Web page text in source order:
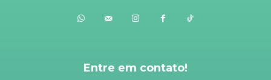
Entre em contato!